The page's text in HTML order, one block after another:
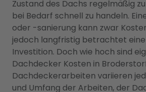
Zustand des Dachs regelmäßig
bei Bedarf schnell zu handeln.
oder -sanierung kann zwar
jedoch langfristig betrachtet
Investition. Doch wie hoch sind
Dachdecker Kosten in
Dachdeckerarbeiten variieren
und Umfang der Arbeiten, der